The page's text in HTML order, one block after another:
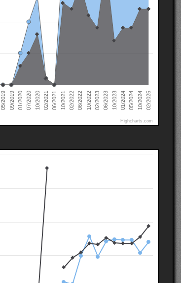
05/2019 09/2019 01/2020 07/2020 10/2020 02/2021 06/2021 10/2021 02/2022 06/2022 10/2022 02/2023 06/2023 10/2023 01/2024 05/2024 10/2024 02/2025
Highcharts.com